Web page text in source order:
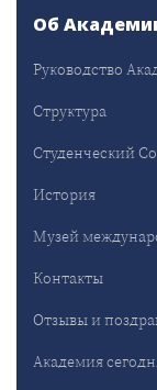
Об
Руководство
Структура
Студенческий
История
Музей
Контакты
Отзывы и
Академия